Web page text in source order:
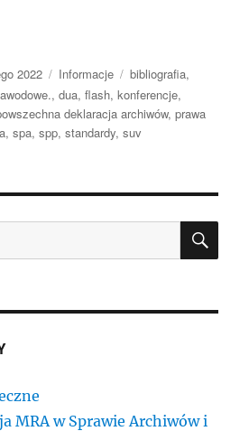
2022 Kategorie
Informacje Tagi
bibliografia,
,dua,flash,konferencje,
deklaracja archiwów,prawa
,spa,spp,standardy,suv
MRA w Sprawie Archiwów i